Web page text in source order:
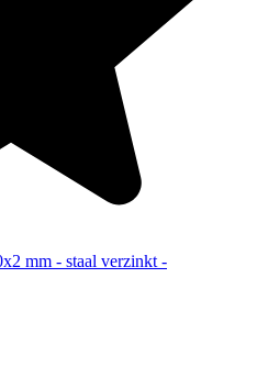
mm - staal verzinkt -